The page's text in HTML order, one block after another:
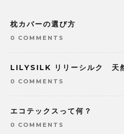
枕カバーの選び方
0 COMMENTS
LILYSILK リリーシルク 天
0 COMMENTS
エコテックスって何？
0 COMMENTS